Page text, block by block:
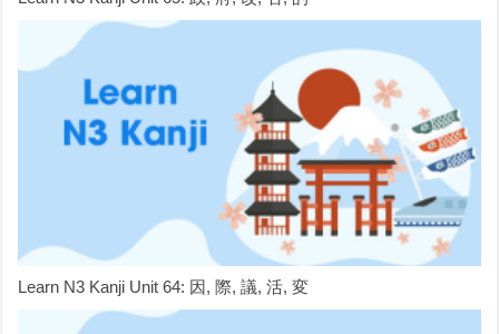
Learn N3 Kanji Unit 64: 因, 際, 議, 活, 変